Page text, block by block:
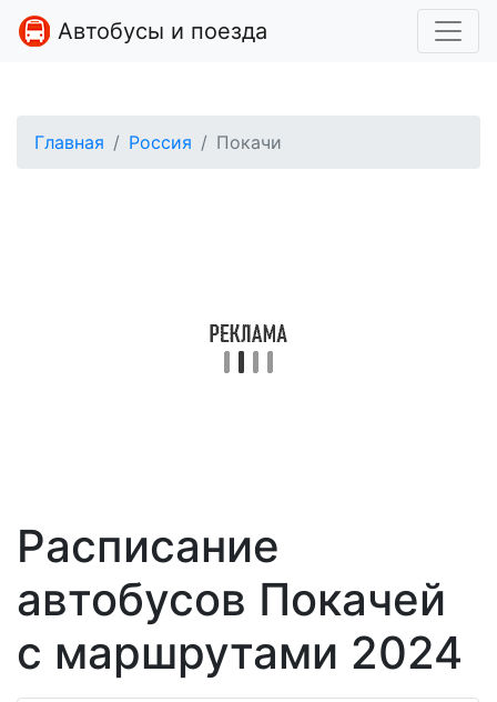
Автобусы и поезда
Главная Россия Покачи
Расписание
автобусов Покачей
с маршрутами 2024